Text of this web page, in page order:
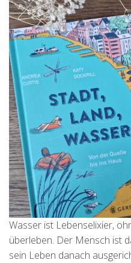
Wasser ist Lebenselixier,
überleben. Der Mensch ist
sein Leben danach